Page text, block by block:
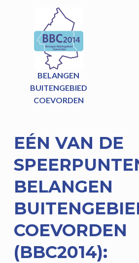
BELANGEN
BUITENGEBIED
COEVORDEN
EÉN VAN DE
BELANGEN
COEVORDEN
(BBC2014):